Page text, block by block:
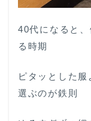
40代になると
る時期
ピタッとした服
選ぶのが鉄則